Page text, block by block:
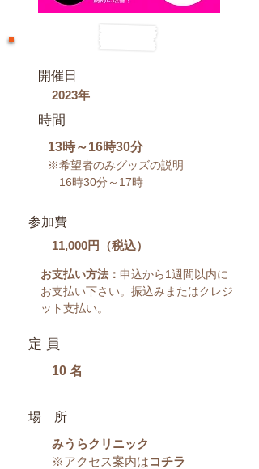
​開催日
2023年
​時間
13時～16時30分
​※希望者のみグッズの説明
16時30分～17時
参加費
​11,000円（税込）
​お支払い方法： 申込から1週間以内に
お支払い下さい。振込みまたはクレジ
ット支払い。
​定 員
10 名
場 所
みうらクリニック
※アクセス案内はコチラ